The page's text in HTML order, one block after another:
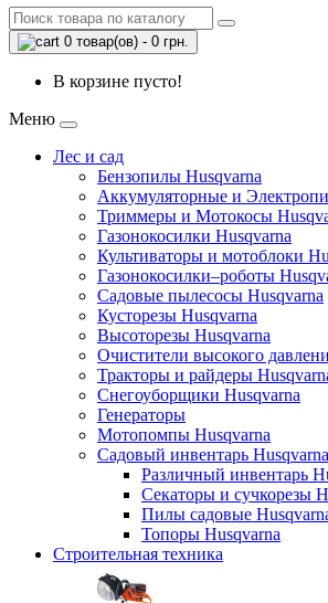
0 товар(ов) - 0 грн.
В корзине пусто!
Меню
Лес и сад
Бензопилы Husqvarna
Аккумуляторные и
Триммеры и Мотокосы
Газонокосилки Husqvarna
Культиваторы и мотоблоки
Газонокосилки–роботы
Садовые пылесосы Husqvarna
Кусторезы Husqvarna
Высоторезы Husqvarna
Очистители высокого
Тракторы и райдеры
Снегоуборщики Husqvarna
Генераторы
Мотопомпы Husqvarna
Садовый инвентарь Husqvarna
Различный инвентарь
Секаторы и сучкорезы
Пилы садовые
Топоры Husqvarna
Строительная техника